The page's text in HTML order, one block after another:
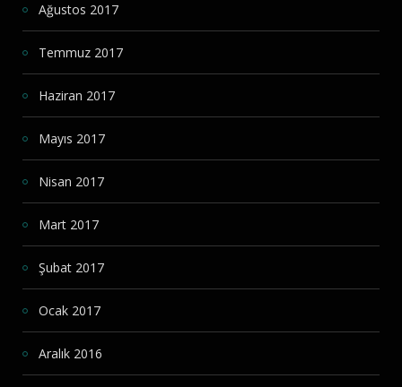
Ağustos 2017
Temmuz 2017
Haziran 2017
Mayıs 2017
Nisan 2017
Mart 2017
Şubat 2017
Ocak 2017
Aralık 2016